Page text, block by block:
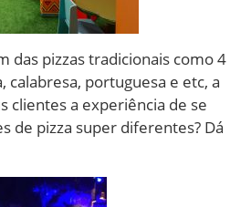
das pizzas tradicionais como 4
calabresa, portuguesa e etc, a
clientes a experiência de se
de pizza super diferentes? Dá